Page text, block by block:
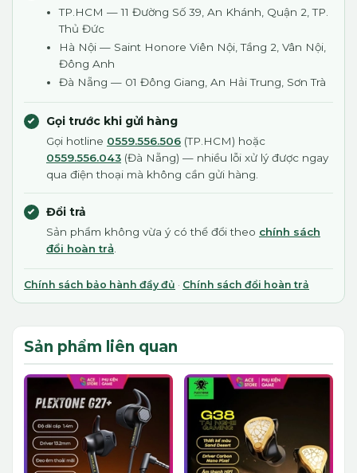
TP.HCM — 11 Đường Số 39, An Khánh, Quận 2, TP.
Thủ Đức
Hà Nội — Saint Honore Viên Nội, Tầng 2, Vân Nội,
Đông Anh
Đà Nẵng — 01 Đông Giang, An Hải Trung, Sơn Trà
Gọi trước khi gửi hàng
Gọi hotline 0559.556.506 (TP.HCM) hoặc
0559.556.043 (Đà Nẵng) — nhiều lỗi xử lý được ngay
qua điện thoại mà không cần gửi hàng.
Đổi trả
Sản phẩm không vừa ý có thể đổi theo chính sách
đổi hoàn trả
Chính sách bảo hành đầy đủ · Chính sách đổi hoàn trả
Sản phẩm liên quan